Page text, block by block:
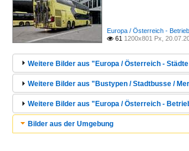
Europa / Österreich -
 61 1200x801 Px,
Weitere Bilder aus "Europa / Österreich -
Weitere Bilder aus "Bustypen / Stadtbusse /
Weitere Bilder aus "Europa / Österreich -
Bilder aus der Umgebung